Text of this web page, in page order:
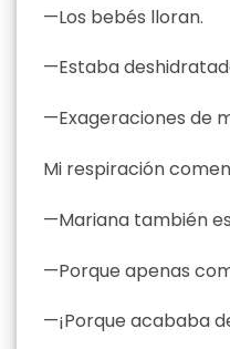
—Los bebés lloran.
—Estaba
—Exageraciones de
Mi respiración
—Mariana también
—Porque apenas
—¡Porque acababa